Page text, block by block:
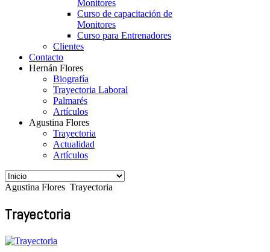
Monitores
Curso de capacitación de
Monitores
Curso para Entrenadores
Clientes
Contacto
Hernán Flores
Biografía
Trayectoria Laboral
Palmarés
Artículos
Agustina Flores
Trayectoria
Actualidad
Artículos
Agustina Flores Trayectoria
Trayectoria